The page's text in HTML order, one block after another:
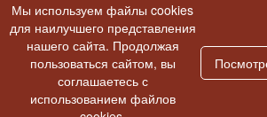
Трещина в стене дома
В альбом "Объект строительства
другие объекты строительства
Мы используем файлы cookies
для наилучшего представления
нашего сайта. Продолжая
пользоваться сайтом, вы
соглашаетесь с
использованием файлов